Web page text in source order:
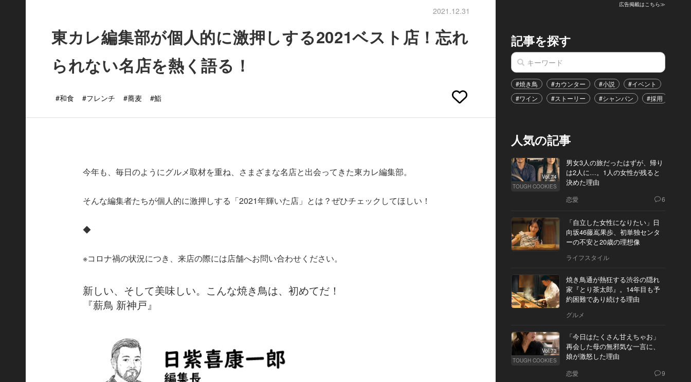
2021.12.31
東カレ編集部が個人的に激押しする2021ベスト店！忘れ
られない名店を熱く語る！
#和食 #フレンチ #蕎麦 #鮨
今年も、毎日のようにグルメ取材を重ね、さまざまな名店と出会ってきた東カレ編集部。
そんな編集者たちが個人的に激押しする「2021年輝いた店」とは？ぜひチェックしてほしい！
◆
※コロナ禍の状況につき、来店の際には店舗へお問い合わせください。
新しい、そして美味しい。こんな焼き鳥は、初めてだ！
『薪鳥 新神戸』
広告掲載はこちら≫
記事を探す
#焼き鳥 #カウンター #小説 #イベント
#ワイン
#ストーリー #シャンパン #採用
人気の記事
Vol.74
TOUGH COOKIES
男女3人の旅だったはずが、帰り
は2人に…。1人の女性が残ると
決めた理由
恋愛 6
「自立した女性になりたい」日
向坂46藤嶌果歩、初単独センタ
ーの不安と20歳の理想像
ライフスタイル
焼き鳥通が熱狂する渋谷の隠れ
家『とり茶太郎』。14年目も予
約困難であり続ける理由
グルメ
Vol.73
TOUGH COOKIES
「今日はたくさん甘えちゃお」
再会した母の無邪気な一言に、
娘が激怒した理由
恋愛 9